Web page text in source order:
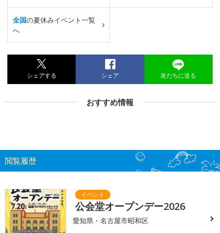
全国の夏休みイベント一覧
へ
シェアする シェア 友だちに送る
おすすめ情報
閲覧履歴
公会堂オープンデー2026
愛知県・名古屋市昭和区